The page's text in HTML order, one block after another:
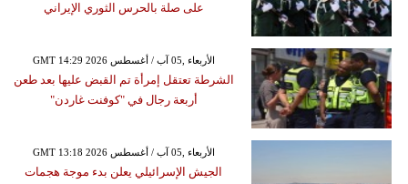
على صلة بالحرس الثوري الإيراني
GMT 14:29 2026 الأربعاء ,05 آب / أغسطس
الشرطة تعتقل إمرأة تم القبض عليها بعد طعن
أربعة رجال في "كوفنت غاردن"
GMT 13:18 2026 الأربعاء ,05 آب / أغسطس
الجيش الإسرائيلي يعلن بدء موجة هجمات